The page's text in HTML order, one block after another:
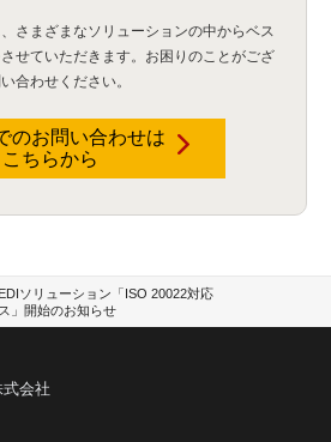
ソリューション「ISO 20022対応
」開始のお知らせ
さまざまなソリューションの中からベス
させていただきます。お困りのことがござ
合わせください。
のお問い合わせは
こちらから
会社